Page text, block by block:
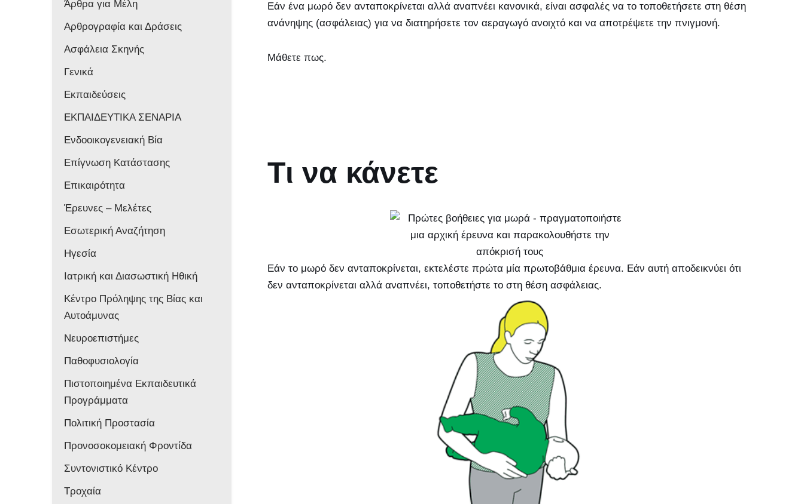
Άρθρα για Μέλη
Αρθρογραφία και Δράσεις
Ασφάλεια Σκηνής
Γενικά
Εκπαιδεύσεις
ΕΚΠΑΙΔΕΥΤΙΚΑ ΣΕΝΑΡΙΑ
Ενδοοικογενειακή Βία
Επίγνωση Κατάστασης
Επικαιρότητα
Έρευνες – Μελέτες
Εσωτερική Αναζήτηση
Ηγεσία
Ιατρική και Διασωστική Ηθική
Κέντρο Πρόληψης της Βίας και
Αυτοάμυνας
Νευροεπιστήμες
Παθοφυσιολογία
Πιστοποιημένα Εκπαιδευτικά
Προγράμματα
Πολιτική Προστασία
Προνοσοκομειακή Φροντίδα
Συντονιστικό Κέντρο
Τροχαία
Εάν ένα μωρό δεν ανταποκρίνεται αλλά αναπνέει κανονικά, είναι ασφαλές να το τοποθετήσετε στη θέση
ανάνηψης (ασφάλειας) για να διατηρήσετε τον αεραγωγό ανοιχτό και να αποτρέψετε την πνιγμονή.
Μάθετε πως.
Τι να κάνετε
Εάν το μωρό δεν ανταποκρίνεται, εκτελέστε πρώτα μία πρωτοβάθμια έρευνα. Εάν αυτή αποδεικνύει ότι
δεν ανταποκρίνεται αλλά αναπνέει, τοποθετήστε το στη θέση ασφάλειας.